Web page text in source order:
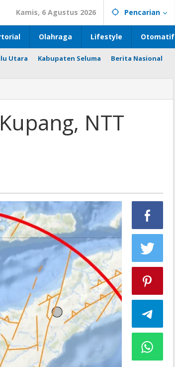
Kamis, 6 Agustus 2026 Pencarian
Olahraga Lifestyle Otomatif
Utara Kabupaten Seluma Berita Nasional
NTT